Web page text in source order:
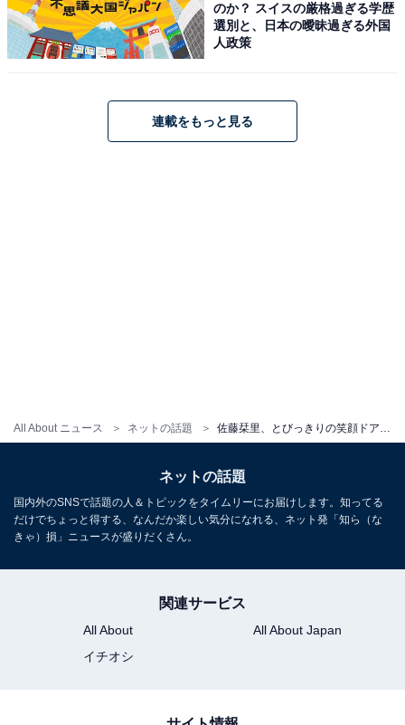
All About ニュース ネットの話題
のか？ スイスの厳格過ぎる学歴
選別と、日本の曖昧過ぎる外国
人政策
連載をもっと見る
ネットの話題
国内外のSNSで話題の人＆トピックをタイムリーにお届けします。知ってる
だけでちょっと得する、なんだか楽しい気分になれる、ネット発「知ら（な
きゃ）損」ニュースが盛りだくさん。
関連サービス
All About
All About Japan
イチオシ